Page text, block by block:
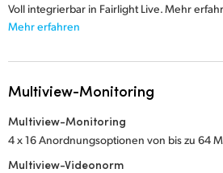
Voll integrierbar in Fairlight Live. Mehr
Mehr erfahren
Multiview-Monitoring
Multiview-Monitoring
4 x 16 Anordnungsoptionen von bis zu 64
Multiview-Videonorm